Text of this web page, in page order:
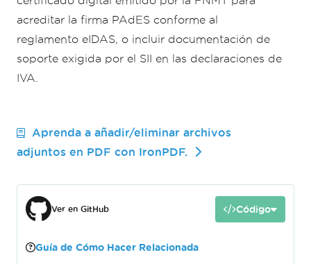
acreditar la firma PAdES conforme al
reglamento eIDAS, o incluir documentación de
soporte exigida por el SII en las declaraciones de
IVA.
Aprenda a añadir/eliminar archivos
adjuntos en PDF con IronPDF.
Ver en GitHub Código
Guía de Cómo Hacer Relacionada